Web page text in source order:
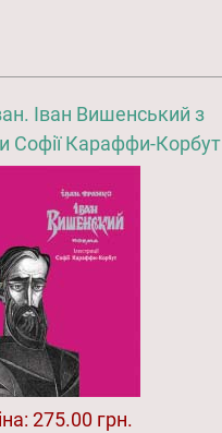
Іван Вишенський з
Софії Караффи-Корбут
275.00 грн.